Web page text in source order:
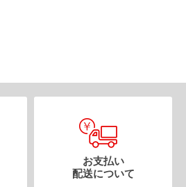
お支払い
配送について